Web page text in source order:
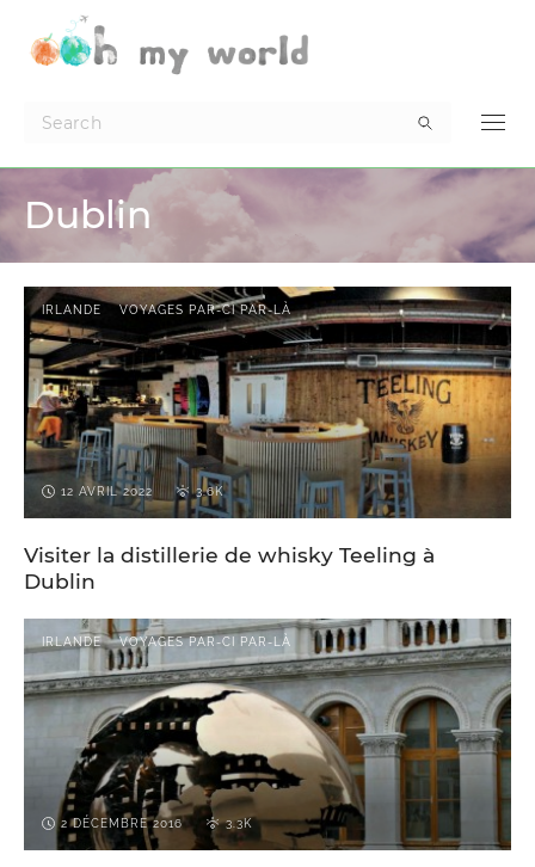
Dublin
IRLANDE VOYAGES PAR-CI PAR-LÀ
12 AVRIL 2022 3.6K
Visiter la distillerie de whisky Teeling à
Dublin
IRLANDE VOYAGES PAR-CI PAR-LÀ
2 DÉCEMBRE 2016 3.3K